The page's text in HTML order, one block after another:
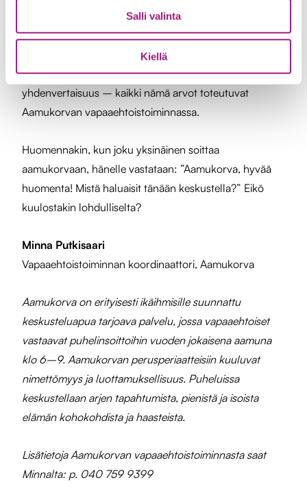
Salli valinta
Kiellä
muille vapaaehtoispäivystäjille voimia ja intoa jatkaa
arvokasta toimintaansa! Tärkeämpää työtä, kuin
välittävän läsnäolon tunteen antamista lähimmäiselle,
on vaikea kuvitella. Lähimmäisyys, vastuullisuus ja
yhdenvertaisuus – kaikki nämä arvot toteutuvat
Aamukorvan vapaaehtoistoiminnassa.
Huomennakin, kun joku yksinäinen soittaa
aamukorvaan, hänelle vastataan: ”Aamukorva, hyvää
huomenta! Mistä haluaisit tänään keskustella?” Eikö
kuulostakin lohdulliselta?
Minna Putkisaari
Vapaaehtoistoiminnan koordinaattori, Aamukorva
Aamukorva on erityisesti ikäihmisille suunnattu
keskusteluapua tarjoava palvelu, jossa vapaaehtoiset
vastaavat puhelinsoittoihin vuoden jokaisena aamuna
klo 6–9. Aamukorvan perusperiaatteisiin kuuluvat
nimettömyys ja luottamuksellisuus. Puheluissa
keskustellaan arjen tapahtumista, pienistä ja isoista
elämän kohokohdista ja haasteista.
Lisätietoja Aamukorvan vapaaehtoistoiminnasta saat
Minnalta: p. 040 759 9399